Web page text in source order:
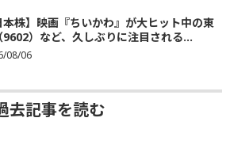
本株】映画『ちいかわ』が大ヒット中の東
9602）など、久しぶりに注目される...
08/06
去記事を読む